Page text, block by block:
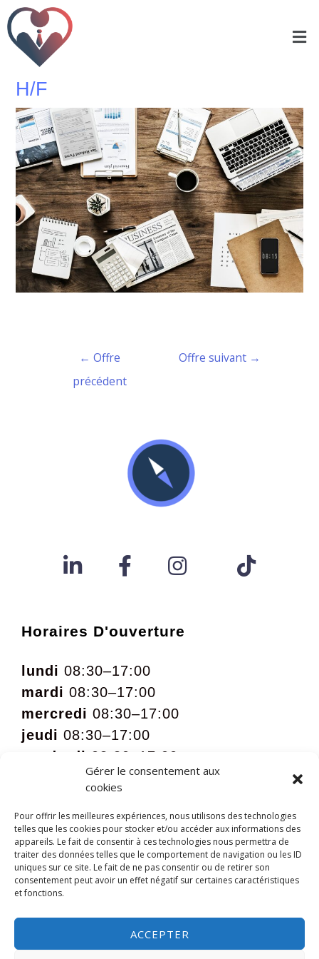
Gérer le consentement aux
cookies
Pour offrir les meilleures expériences, nous utilisons des technologies
telles que les cookies pour stocker et/ou accéder aux informations des
appareils. Le fait de consentir à ces technologies nous permettra de
traiter des données telles que le comportement de navigation ou les ID
uniques sur ce site. Le fait de ne pas consentir ou de retirer son
consentement peut avoir un effet négatif sur certaines caractéristiques
et fonctions.
ACCEPTER
ASSISTANTE ADMINISTRATIVE
POUR UN CABINET D’AVOCAT
H/F
← Offre
précédent
Offre suivant →
Horaires D'ouverture
lundi 08:30–17:00
mardi 08:30–17:00
mercredi 08:30–17:00
jeudi 08:30–17:00
vendredi 08:30–17:00
09:00 – 12:00 sur rdv